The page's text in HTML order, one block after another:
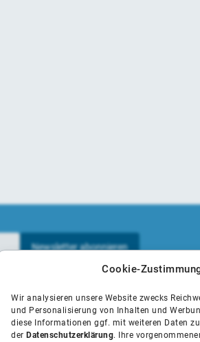
Cookie-
Wir analysieren unsere Website zwecks
und Personalisierung von Inhalten und
diese Informationen ggf. mit weiteren Daten
der Datenschutzerklärung. Ihre
Unsere Partner